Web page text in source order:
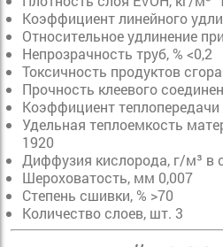
Коэффициент линейного
Относительное удлинение
Непрозрачность труб, % <0,2
Токсичность продуктов
Прочность клеевого
Коэффициент
Удельная теплоемкость
1920
Диффузия кислорода, г/м³ в
Шероховатость, мм 0,007
Степень сшивки, % >70
Количество слоев, шт. 3